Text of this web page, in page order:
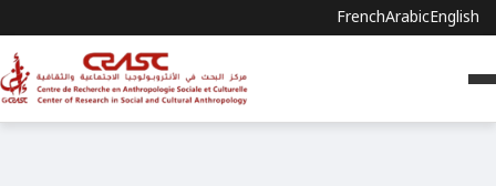
FrenchArabicEnglish